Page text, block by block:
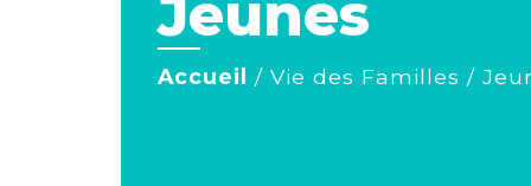
Jeunes
Accueil / Vie des Familles /